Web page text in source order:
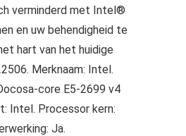
verminderd met Intel®
en uw behendigheid te
hart van het huidige
Merknaam: Intel.
core E5-2699 v4
Intel. Processor kern:
Ja.